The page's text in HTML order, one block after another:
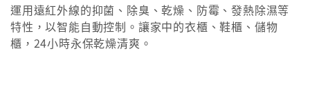
運用遠紅外線的抑菌、除臭、乾燥、防霉、發熱除濕等
特性，以智能自動控制。讓家中的衣櫃、鞋櫃、儲物
櫃，24小時永保乾燥清爽。